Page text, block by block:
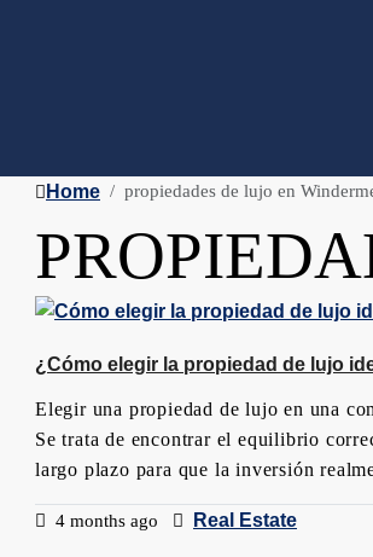
Home propiedades de lujo en
¿Cómo elegir la propiedad de lujo
Elegir una propiedad de lujo en una
Se trata de encontrar el equilibrio
largo plazo para que la inversión
4 months ago Real Estate